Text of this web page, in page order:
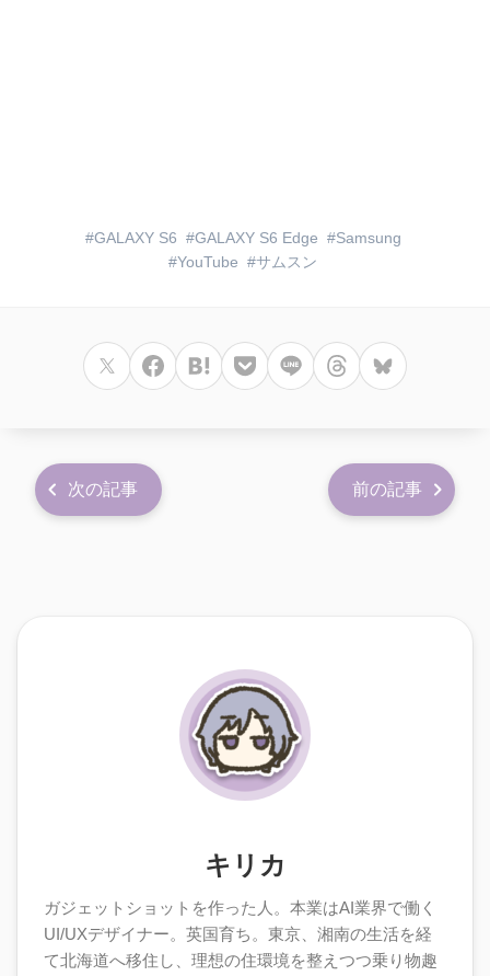
GALAXY S6 GALAXY S6 Edge
Samsung
YouTube
サムスン
次の記事 前の記事
キリカ
ガジェットショットを作った人。本業はAI業界で働く
UI/UXデザイナー。英国育ち。東京、湘南の生活を経
て北海道へ移住し、理想の住環境を整えつつ乗り物趣